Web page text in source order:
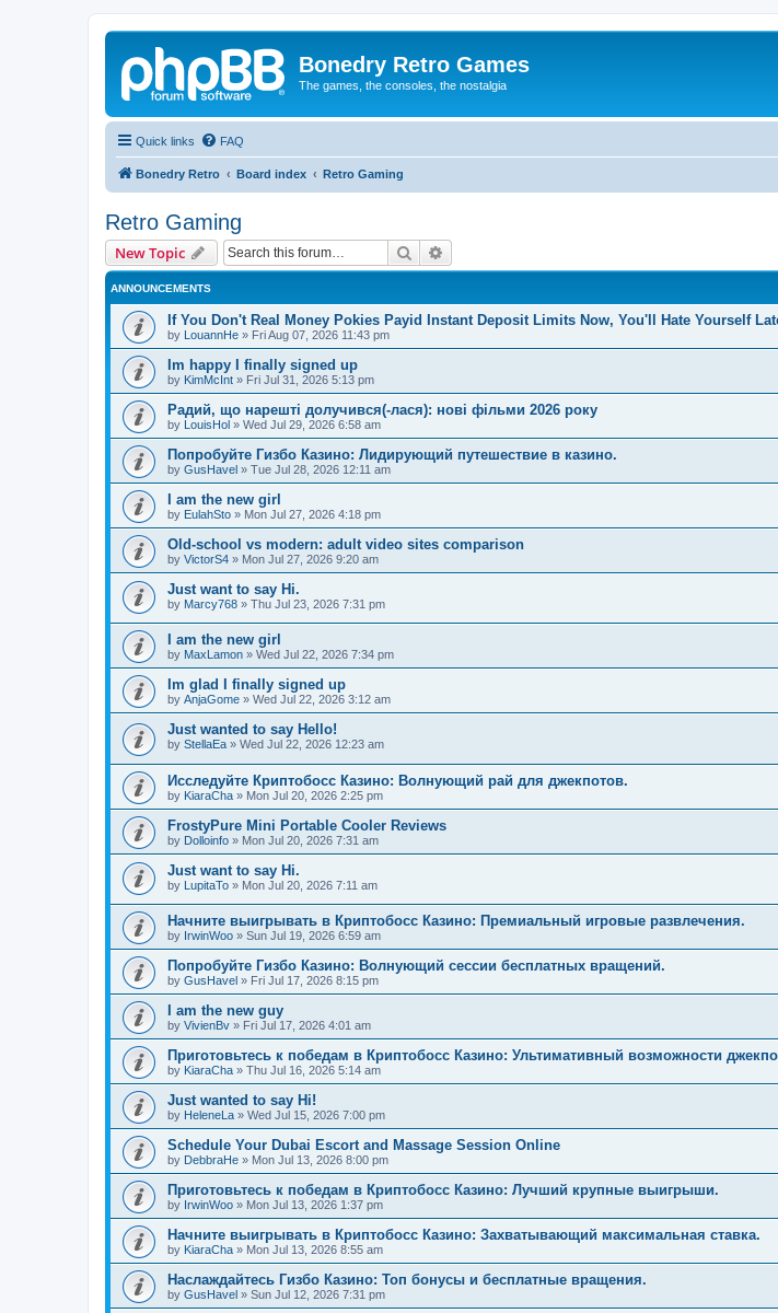
Bonedry Retro Games
The games, the consoles, the nostalgia
Quick links FAQ
Bonedry Retro Board index Retro Gaming
Retro Gaming
New Topic Search
ANNOUNCEMENTS
If You Don't Real Money Pokies Payid Instant Deposit Limits Now, You'll Hate Yourself
by LouannHe » Fri Aug 07, 2026 11:43 pm
Im happy I finally signed up
by KimMcInt » Fri Jul 31, 2026 5:13 pm
Радий, що нарешті долучився(-лася): нові фільми 2026 року
by LouisHol » Wed Jul 29, 2026 6:58 am
Попробуйте Гизбо Казино: Лидирующий путешествие в казино.
by GusHavel » Tue Jul 28, 2026 12:11 am
I am the new girl
by EulahSto » Mon Jul 27, 2026 4:18 pm
Old-school vs modern: adult video sites comparison
by VictorS4 » Mon Jul 27, 2026 9:20 am
Just want to say Hi.
by Marcy768 » Thu Jul 23, 2026 7:31 pm
I am the new girl
by MaxLamon » Wed Jul 22, 2026 7:34 pm
Im glad I finally signed up
by AnjaGome » Wed Jul 22, 2026 3:12 am
Just wanted to say Hello!
by StellaEa » Wed Jul 22, 2026 12:23 am
Исследуйте Криптобосс Казино: Волнующий рай для джекпотов.
by KiaraCha » Mon Jul 20, 2026 2:25 pm
FrostyPure Mini Portable Cooler Reviews
by Dolloinfo » Mon Jul 20, 2026 7:31 am
Just want to say Hi.
by LupitaTo » Mon Jul 20, 2026 7:11 am
Начните выигрывать в Криптобосс Казино: Премиальный игровые развлечения.
by IrwinWoo » Sun Jul 19, 2026 6:59 am
Попробуйте Гизбо Казино: Волнующий сессии бесплатных вращений.
by GusHavel » Fri Jul 17, 2026 8:15 pm
I am the new guy
by VivienBv » Fri Jul 17, 2026 4:01 am
Приготовьтесь к победам в Криптобосс Казино: Ультимативный возможности
by KiaraCha » Thu Jul 16, 2026 5:14 am
Just wanted to say Hi!
by HeleneLa » Wed Jul 15, 2026 7:00 pm
Schedule Your Dubai Escort and Massage Session Online
by DebbraHe » Mon Jul 13, 2026 8:00 pm
Приготовьтесь к победам в Криптобосс Казино: Лучший крупные выигрыши.
by IrwinWoo » Mon Jul 13, 2026 1:37 pm
Начните выигрывать в Криптобосс Казино: Захватывающий максимальная ставка.
by KiaraCha » Mon Jul 13, 2026 8:55 am
Наслаждайтесь Гизбо Казино: Топ бонусы и бесплатные вращения.
by GusHavel » Sun Jul 12, 2026 7:31 pm